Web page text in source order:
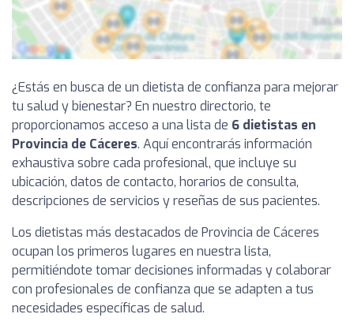
¿Estás en busca de un dietista de confianza para mejorar
tu salud y bienestar? En nuestro directorio, te
proporcionamos acceso a una lista de 6 dietistas en
Provincia de Cáceres. Aquí encontrarás información
exhaustiva sobre cada profesional, que incluye su
ubicación, datos de contacto, horarios de consulta,
descripciones de servicios y reseñas de sus pacientes.
Los dietistas más destacados de Provincia de Cáceres
ocupan los primeros lugares en nuestra lista,
permitiéndote tomar decisiones informadas y colaborar
con profesionales de confianza que se adapten a tus
necesidades específicas de salud.